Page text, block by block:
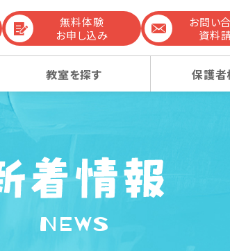
選ばれる理由
幼稚園受験コース
教室を探す 保護
幼稚園受験コース
感動ストーリー
無料体験
お申し込み
お問い
資料
NEWS